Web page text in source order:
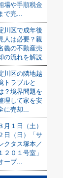
場や手順税金
で完...
川区で成年後
人は必要？親
義の不動産売
の流れを解説
川区の隣地越
トラブルと
？境界問題を
理して家を安
に売却...
月１日（土）
日（日）「サ
クタス塚本／
２０１号室」
ープ...